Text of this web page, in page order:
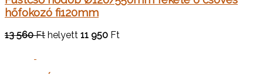
hőfokozó fi120mm
13 560 Ft helyett 11 950 Ft